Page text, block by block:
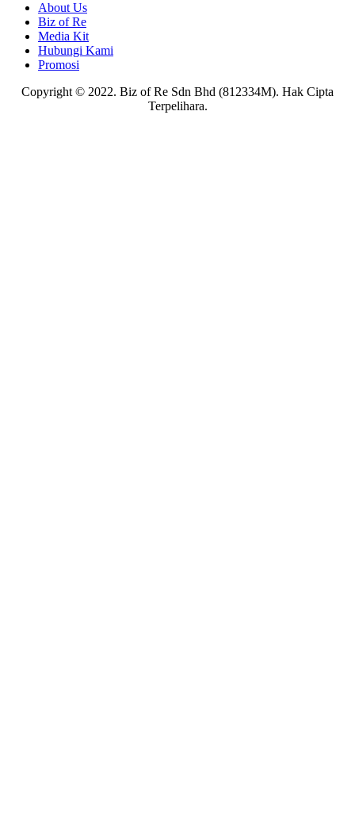
About Us
Biz of Re
Media Kit
Hubungi Kami
Promosi
Copyright © 2022. Biz of Re Sdn Bhd (812334M). Hak Cipta
Terpelihara.